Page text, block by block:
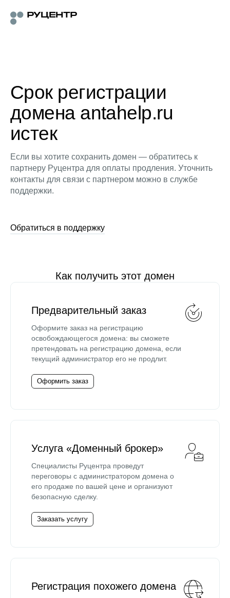
Срок регистрации
домена antahelp.ru
истек
Если вы хотите сохранить домен — обратитесь к
партнеру Руцентра для оплаты продления. Уточнить
контакты для связи с партнером можно в службе
поддержки.
Обратиться в поддержку
Как получить этот домен
Предварительный заказ
Оформите заказ на регистрацию
освобождающегося домена: вы сможете
претендовать на регистрацию домена, если
текущий администратор его не продлит.
Оформить заказ
Услуга «Доменный брокер»
Специалисты Руцентра проведут
переговоры с администратором домена о
его продаже по вашей цене и организуют
безопасную сделку.
Заказать услугу
Регистрация похожего домена